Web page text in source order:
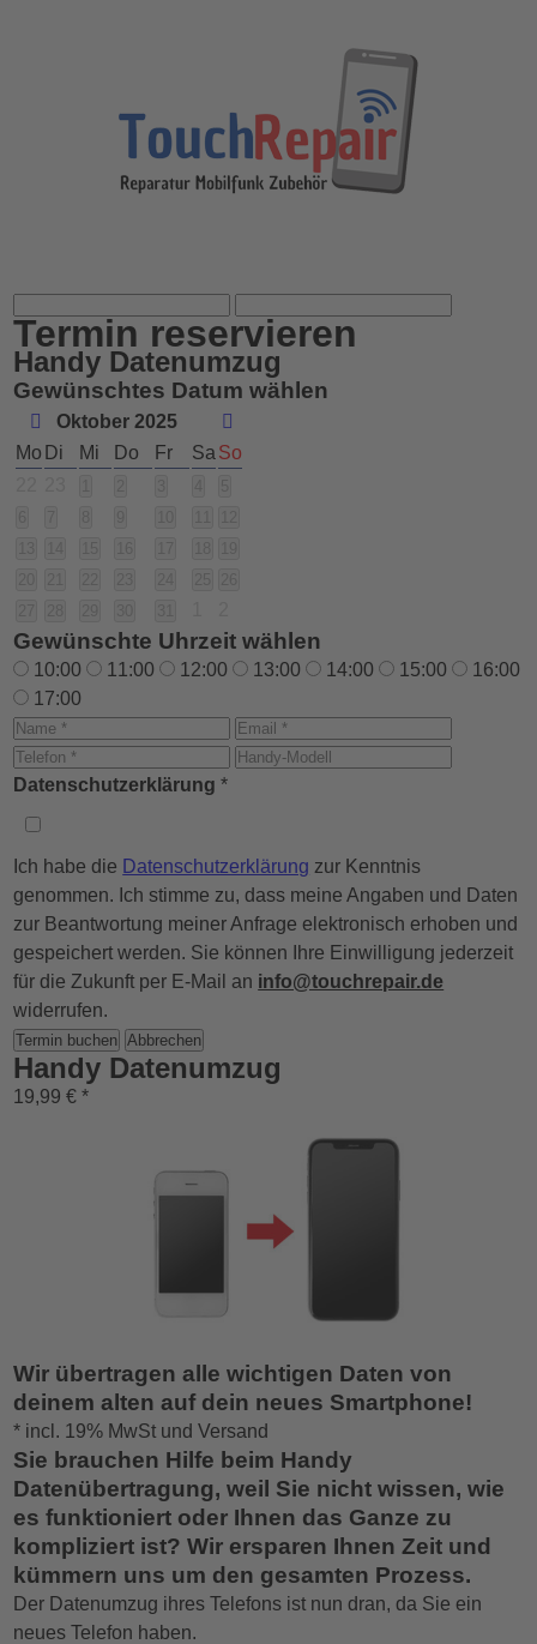
Termin reservieren
Handy Datenumzug
Gewünschtes Datum wählen
Oktober 2025
Mo Di Mi Do Fr Sa So
Gewünschte Uhrzeit wählen
10:00 11:00 12:00 13:00 14:00 15:00
16:00
17:00
Datenschutzerklärung *
Ich habe die Datenschutzerklärung zur Kenntnis
genommen. Ich stimme zu, dass meine Angaben und Daten
zur Beantwortung meiner Anfrage elektronisch erhoben und
gespeichert werden. Sie können Ihre Einwilligung jederzeit
für die Zukunft per E-Mail an info@touchrepair.de
widerrufen.
Termin buchen Abbrechen
Handy Datenumzug
19,99 € *
Wir übertragen alle wichtigen Daten von
deinem alten auf dein neues Smartphone!
* incl. 19% MwSt und Versand
Sie brauchen Hilfe beim Handy
Datenübertragung, weil Sie nicht wissen, wie
es funktioniert oder Ihnen das Ganze zu
kompliziert ist? Wir ersparen Ihnen Zeit und
kümmern uns um den gesamten Prozess.
Der Datenumzug ihres Telefons ist nun dran, da Sie ein
neues Telefon haben.